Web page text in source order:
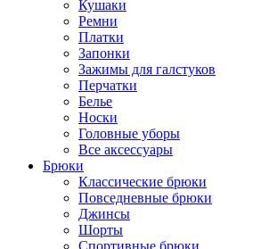
Кушаки
Ремни
Платки
Запонки
Зажимы для галстуков
Перчатки
Белье
Носки
Головные уборы
Все аксессуары
Брюки
Классические брюки
Повседневные брюки
Джинсы
Шорты
Спортивные брюки